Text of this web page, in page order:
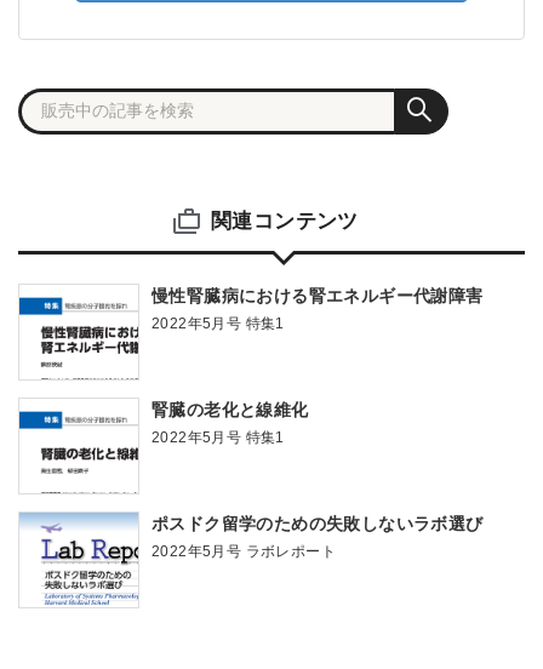
関連コンテンツ
慢性腎臓病における腎エネルギー代謝障害
2022年5月号 特集1
腎臓の老化と線維化
2022年5月号 特集1
ポスドク留学のための失敗しないラボ選び
2022年5月号 ラボレポート